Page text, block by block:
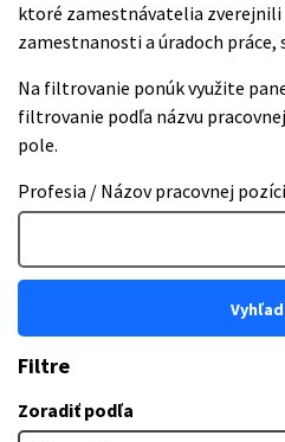
ktoré zamestnávatelia
zamestnanosti a úradoch práce,
Na filtrovanie ponúk využite
filtrovanie podľa názvu
pole.
Profesia / Názov pracovnej
Filtre
Zoradiť podľa